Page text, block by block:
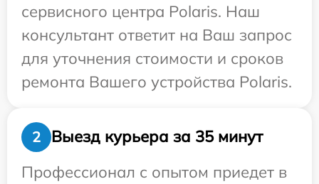
сервисного центра Polaris. Наш
консультант ответит на Ваш запрос
для уточнения стоимости и сроков
ремонта Вашего устройства Polaris.
2
Выезд курьера за 35 минут
Профессионал с опытом приедет в